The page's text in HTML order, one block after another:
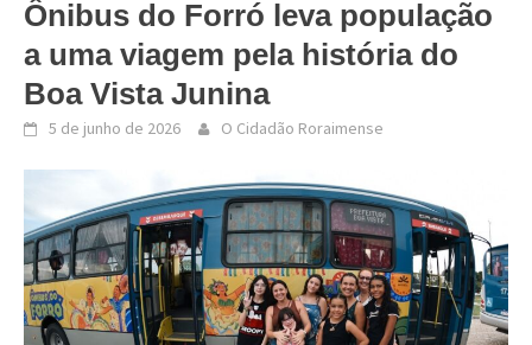
Ônibus do Forró leva população
a uma viagem pela história do
Boa Vista Junina
5 de junho de 2026 O Cidadão Roraimense